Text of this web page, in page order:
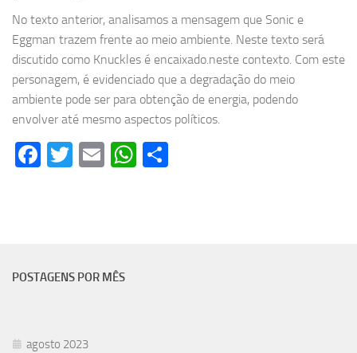
No texto anterior, analisamos a mensagem que Sonic e
Eggman trazem frente ao meio ambiente. Neste texto será
discutido como Knuckles é encaixado.neste contexto. Com este
personagem, é evidenciado que a degradação do meio
ambiente pode ser para obtenção de energia, podendo
envolver até mesmo aspectos políticos.
Facebook
Twitter
EmailWhatsApp
POSTAGENS POR MÊS
agosto 2023